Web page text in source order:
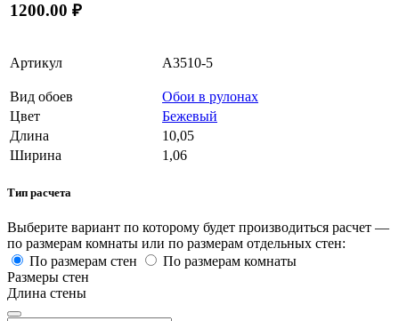
1200.00 ₽
Артикул A3510-5
Вид обоев
Обои в рулонах
Цвет
Бежевый
Длина
10,05
Ширина
1,06
Тип расчета
Выберите вариант по которому будет производиться расчет —
по размерам комнаты или по размерам отдельных стен:
По размерам стен
По размерам комнаты
Размеры стен
Длина стены